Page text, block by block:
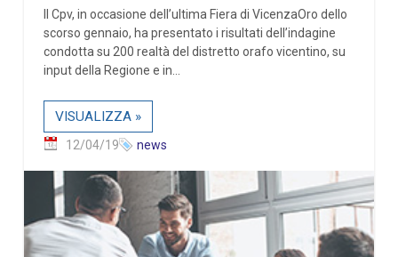
Il Cpv, in occasione dell’ultima Fiera di VicenzaOro dello
scorso gennaio, ha presentato i risultati dell’indagine
condotta su 200 realtà del distretto orafo vicentino, su
input della Regione e in...
VISUALIZZA »
12/04/19 news